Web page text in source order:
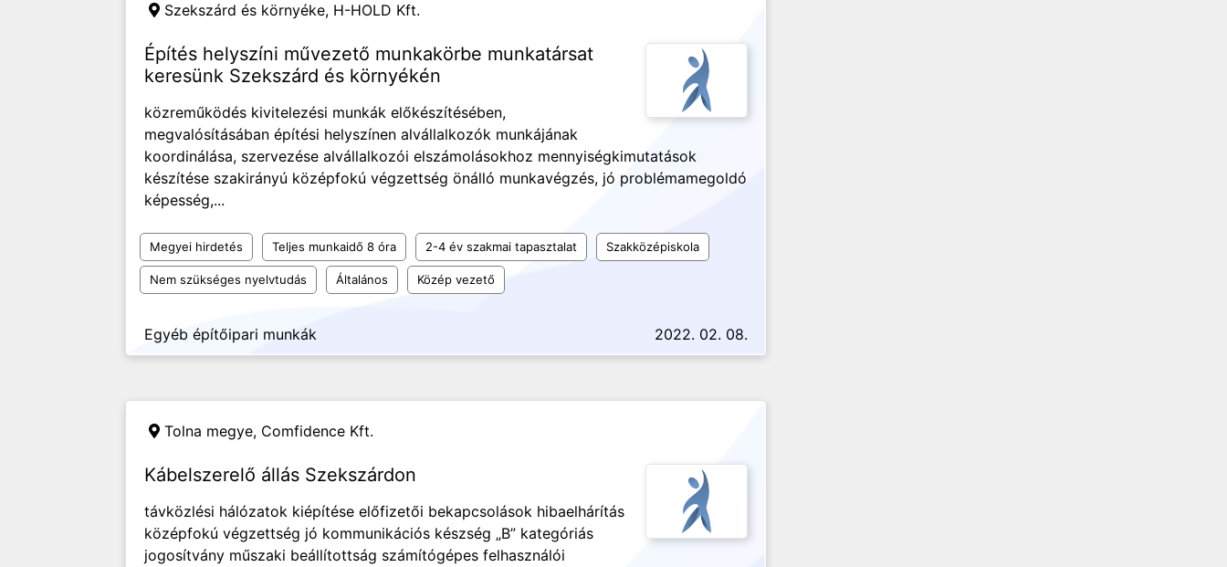
Szekszárd és környéke, H-HOLD Kft.
Építés helyszíni művezető munkakörbe munkatársat
keresünk Szekszárd és környékén
közreműködés kivitelezési munkák előkészítésében,
megvalósításában építési helyszínen alvállalkozók munkájának
koordinálása, szervezése alvállalkozói elszámolásokhoz mennyiségkimutatások
készítése szakirányú középfokú végzettség önálló munkavégzés, jó problémamegoldó
képesség,...
Megyei hirdetés Teljes munkaidő 8 óra 2-4 év szakmai tapasztalat Szakközépiskola
Nem szükséges nyelvtudás Általános Közép vezető
Egyéb építőipari munkák 2022. 02. 08.
Tolna megye, Comfidence Kft.
Kábelszerelő állás Szekszárdon
távközlési hálózatok kiépítése előfizetői bekapcsolások hibaelhárítás
középfokú végzettség jó kommunikációs készség „B” kategóriás
jogosítvány műszaki beállítottság számítógépes felhasználói